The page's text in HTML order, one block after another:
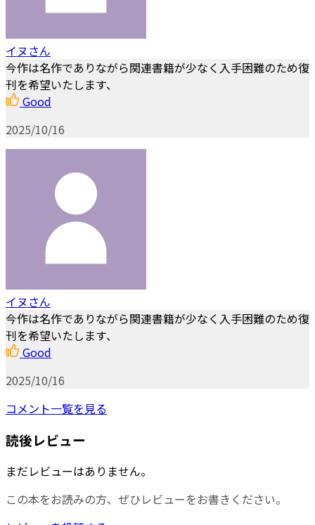
イヌさん
今作は名作でありながら関連書籍が少なく入手困難のため復
刊を希望いたします、
Good
2025/10/16
イヌさん
今作は名作でありながら関連書籍が少なく入手困難のため復
刊を希望いたします、
Good
2025/10/16
コメント一覧を見る
読後レビュー
まだレビューはありません。
この本をお読みの方、ぜひレビューをお書きください。